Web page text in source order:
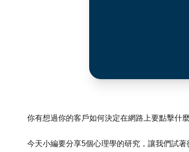
你有想過你的客戶如何決定在網路上要點擊什
今天小編要分享5個心理學的研究，讓我們試